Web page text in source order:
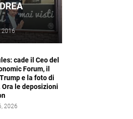
2016
cade il Ceo del
Forum, il
Trump e la foto di
Ora le deposizioni
2026